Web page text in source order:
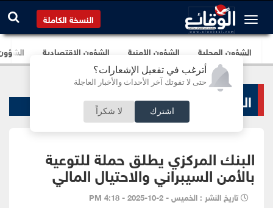
أترغب في تفعيل الإشعارات؟
حتى لا تفوتك آخر الأحداث والأخبار العاجلة
اشترك لا شكراً
النسخة الكاملة
الشؤون المحلية الشؤون الأمنية الشؤون الإقتصادية
البنوك و الشركات
البنك المركزي يطلق حملة للتوعية
بالأمن السيبراني والاحتيال المالي
تاريخ النشر : الخميس - 2-10-2025 - 4:18 PM